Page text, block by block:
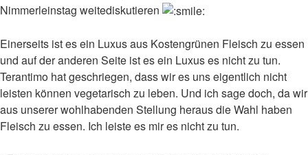
Nimmerleinstag weitediskutieren
Einerseits ist es ein Luxus aus Kostengrünen Fleisch zu essen
und auf der anderen Seite ist es ein Luxus es nicht zu tun.
Terantimo hat geschriegen, dass wir es uns eigentlich nicht
leisten können vegetarisch zu leben. Und ich sage doch, da wir
aus unserer wohlhabenden Stellung heraus die Wahl haben
Fleisch zu essen. Ich leiste es mir es nicht zu tun.